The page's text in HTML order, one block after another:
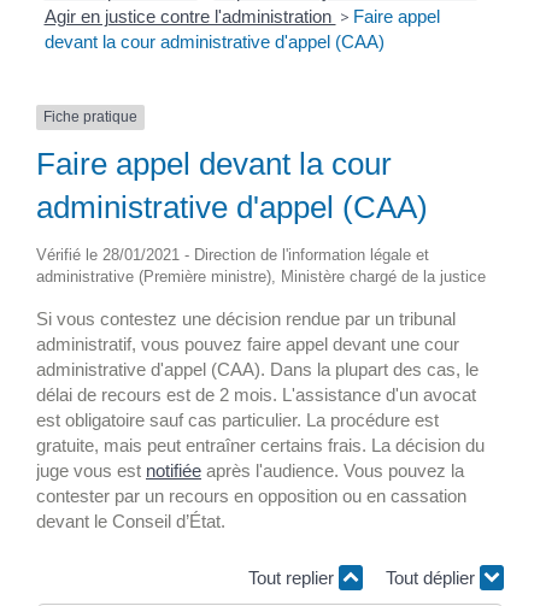
Agir en justice contre l'administration > Faire appel
devant la cour administrative d'appel (CAA)
Fiche pratique
Faire appel devant la cour
administrative d'appel (CAA)
Vérifié le 28/01/2021 - Direction de l'information légale et
administrative (Première ministre), Ministère chargé de la justice
Si vous contestez une décision rendue par un tribunal
administratif, vous pouvez faire appel devant une cour
administrative d'appel (CAA). Dans la plupart des cas, le
délai de recours est de 2 mois. L'assistance d'un avocat
est obligatoire sauf cas particulier. La procédure est
gratuite, mais peut entraîner certains frais. La décision du
juge vous est notifiée après l'audience. Vous pouvez la
contester par un recours en opposition ou en cassation
devant le Conseil d’État.
Tout replier Tout déplier